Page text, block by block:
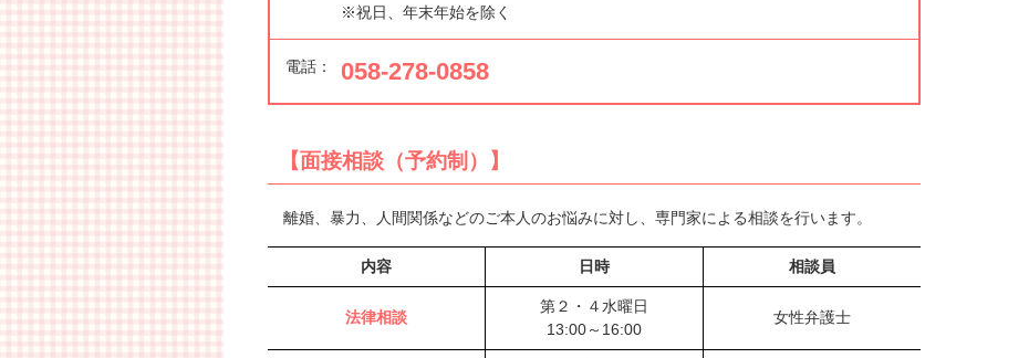
※祝日、年末年始を除く
電話： 058-278-0858
【面接相談（予約制）】
離婚、暴力、人間関係などのご本人のお悩みに対し、専門家による相談を行います。
内容 日時 相談員
法律相談
第２・４水曜日
13:00～16:00
女性弁護士